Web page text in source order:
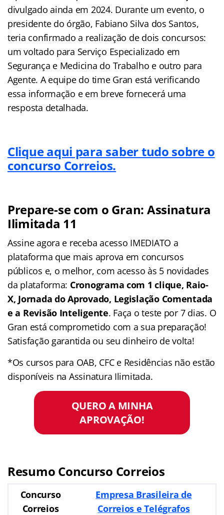
divulgado ainda em 2024. Durante um evento, o
presidente do órgão, Fabiano Silva dos Santos,
teria confirmado a realização de dois concursos:
um voltado para Serviço Especializado em
Segurança e Medicina do Trabalho e outro para
Agente. A equipe do time Gran está verificando
essa informação e em breve fornecerá uma
resposta detalhada.
Clique aqui para saber tudo sobre o
concurso Correios.
Prepare-se com o Gran: Assinatura
Ilimitada 11
Assine agora e receba acesso IMEDIATO a
plataforma que mais aprova em concursos
públicos e, o melhor, com acesso às 5 novidades
da plataforma: Cronograma com 1 clique, Raio-
X, Jornada do Aprovado, Legislação Comentada
e a Revisão Inteligente. Faça o teste por 7 dias. O
Gran está comprometido com a sua preparação!
Satisfação garantida ou seu dinheiro de volta!
*Os cursos para OAB, CFC e Residências não estão
disponíveis na Assinatura Ilimitada.
QUERO A MINHA
APROVAÇÃO!
Resumo Concurso Correios
Concurso
Correios
Empresa Brasileira de
Correios e Telégrafos